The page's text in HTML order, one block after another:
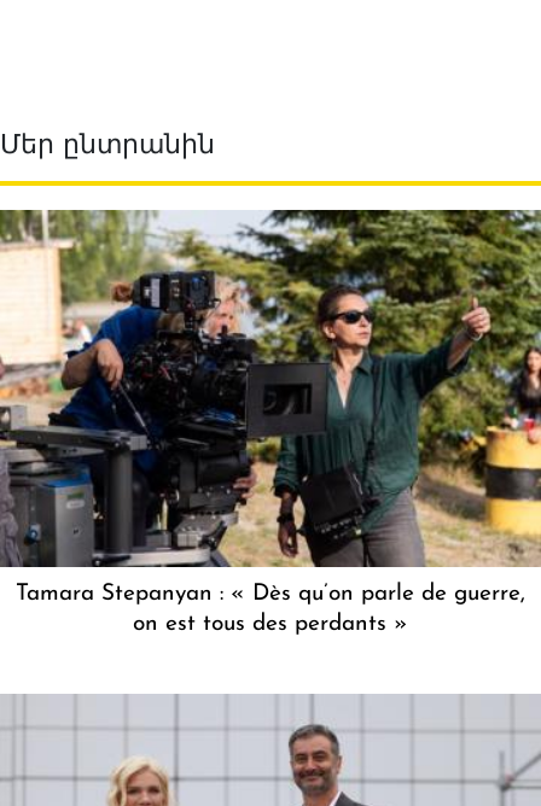
Մեր ընտրանին
Tamara Stepanyan : « Dès qu’on parle de guerre,
on est tous des perdants »